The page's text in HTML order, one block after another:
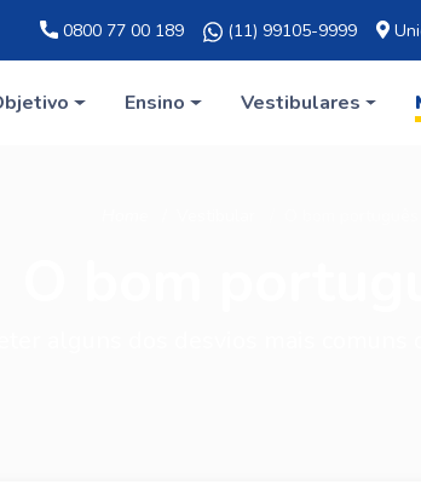
0800 77 00 189 (11) 99105-9999
Ensino Vestibulares